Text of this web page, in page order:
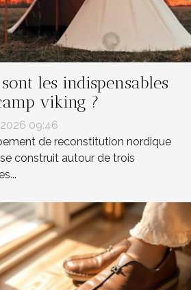
les indispensables
viking ?
09:46
de reconstitution nordique
construit autour de trois